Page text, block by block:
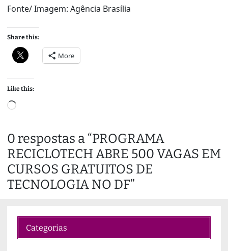
Fonte/ Imagem: Agência Brasília
Share this:
More
Like this:
L
d
i
n
g
…
0 respostas a “PROGRAMA
RECICLOTECH ABRE 500 VAGAS EM
CURSOS GRATUITOS DE
TECNOLOGIA NO DF”
Categorias